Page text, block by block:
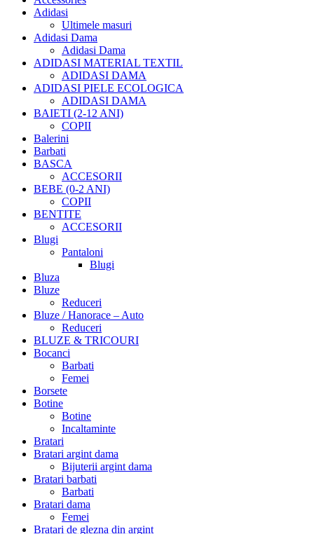
Adidasi
Ultimele masuri
Adidasi Dama
Adidasi Dama
ADIDASI MATERIAL TEXTIL
ADIDASI DAMA
ADIDASI PIELE ECOLOGICA
ADIDASI DAMA
BAIETI (2-12 ANI)
COPII
Balerini
Barbati
BASCA
ACCESORII
BEBE (0-2 ANI)
COPII
BENTITE
ACCESORII
Blugi
Pantaloni
Blugi
Bluza
Bluze
Reduceri
Bluze / Hanorace – Auto
Reduceri
BLUZE & TRICOURI
Bocanci
Barbati
Femei
Borsete
Botine
Botine
Incaltaminte
Bratari
Bratari argint dama
Bijuterii argint dama
Bratari barbati
Barbati
Bratari dama
Femei
Bratari de glezna din argint